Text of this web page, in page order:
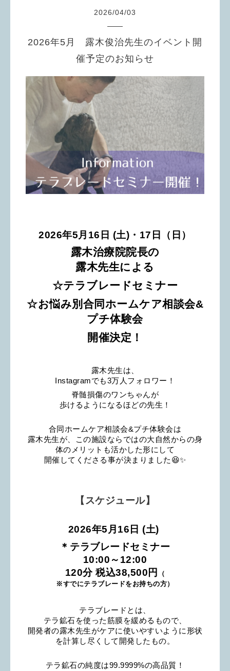
2026/04/03
2026年5月 露木俊治先生のイベント開
催予定のお知らせ
2026年5月16日 (土)・17日（日）
露木治療院院長の
露木先生による
☆テラブレードセミナー
☆お悩み別合同ホームケア相談会&
プチ体験会
開催決定！
露木先生は、
Instagramでも3万人フォロワー！
脊髄損傷のワンちゃんが
歩けるようになるほどの先生！
合同ホームケア相談会&プチ体験会は
露木先生が、この施設ならではの大自然からの身
体のメリットも活かした形にして
開催してくださる事が決まりました😆✨
【スケジュール】
2026年5月16日 (土)
＊ ⁡テラブレードセミナー
10:00～12:00
120分 税込38,500円
（
※すでにテラブレードをお持ちの方）
テラブレードとは、
テラ鉱石を使った筋膜を緩めるもので、
開発者の露木先生がケアに使いやすいように形状
を計算し尽くして開発したもの。
テラ鉱石の純度は99.9999%の高品質！